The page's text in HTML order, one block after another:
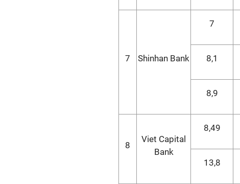
7 Shinhan Bank
7
8,1
8,9
8
Viet Capital
Bank
8,49
13,8